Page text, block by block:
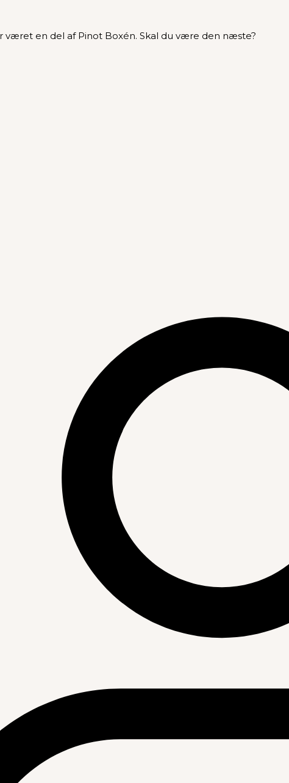
en del af Pinot Boxén. Skal du være den næste?